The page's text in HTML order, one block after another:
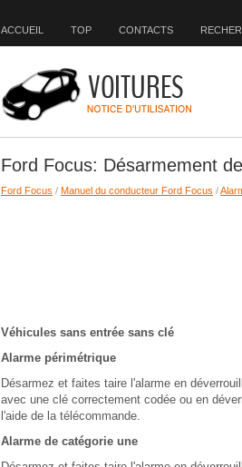
ACCUEIL TOP CONTACTS
Ford Focus: Désarmement
Ford Focus / Manuel du conducteur Ford Focus /
Véhicules sans entrée sans clé
Alarme périmétrique
Désarmez et faites taire l'alarme en
avec une clé correctement codée ou en
l'aide de la télécommande.
Alarme de catégorie une